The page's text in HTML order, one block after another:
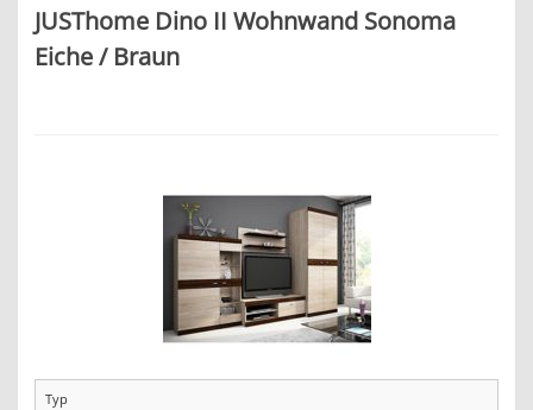
JUSThome Dino II Wohnwand Sonoma
Eiche / Braun
Typ